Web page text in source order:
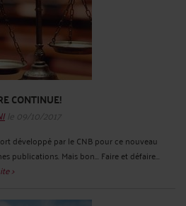
CONTINUE!
le 09/10/2017
développé par le CNB pour ce nouveau
publications. Mais bon... Faire et défaire...
>